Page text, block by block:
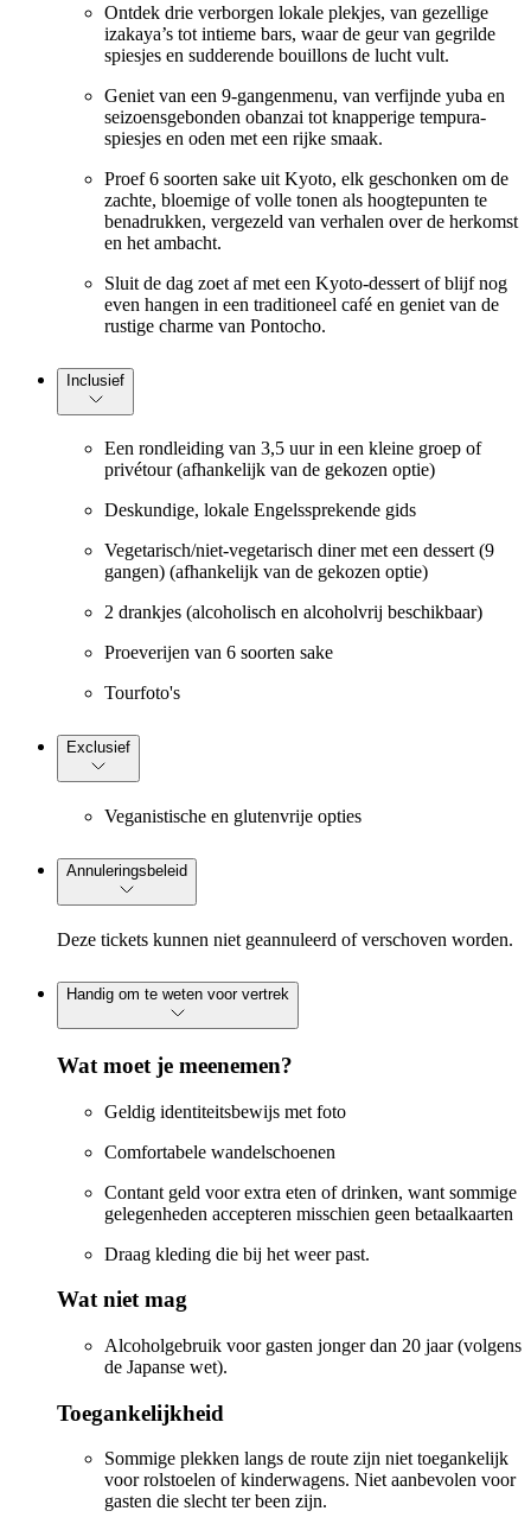
Ontdek drie verborgen lokale plekjes, van gezellige
izakaya’s tot intieme bars, waar de geur van gegrilde
spiesjes en sudderende bouillons de lucht vult.
Geniet van een 9-gangenmenu, van verfijnde yuba en
seizoensgebonden obanzai tot knapperige tempura-
spiesjes en oden met een rijke smaak.
Proef 6 soorten sake uit Kyoto, elk geschonken om de
zachte, bloemige of volle tonen als hoogtepunten te
benadrukken, vergezeld van verhalen over de herkomst
en het ambacht.
Sluit de dag zoet af met een Kyoto-dessert of blijf nog
even hangen in een traditioneel café en geniet van de
rustige charme van Pontocho.
Inclusief
Een rondleiding van 3,5 uur in een kleine groep of
privétour (afhankelijk van de gekozen optie)
Deskundige, lokale Engelssprekende gids
Vegetarisch/niet-vegetarisch diner met een dessert (9
gangen) (afhankelijk van de gekozen optie)
2 drankjes (alcoholisch en alcoholvrij beschikbaar)
Proeverijen van 6 soorten sake
Tourfoto's
Exclusief
Veganistische en glutenvrije opties
Annuleringsbeleid
Deze tickets kunnen niet geannuleerd of verschoven worden.
Handig om te weten voor vertrek
Wat moet je meenemen?
Geldig identiteitsbewijs met foto
Comfortabele wandelschoenen
Contant geld voor extra eten of drinken, want sommige
gelegenheden accepteren misschien geen betaalkaarten
Draag kleding die bij het weer past.
Wat niet mag
Alcoholgebruik voor gasten jonger dan 20 jaar (volgens
de Japanse wet).
Toegankelijkheid
Sommige plekken langs de route zijn niet toegankelijk
voor rolstoelen of kinderwagens. Niet aanbevolen voor
gasten die slecht ter been zijn.